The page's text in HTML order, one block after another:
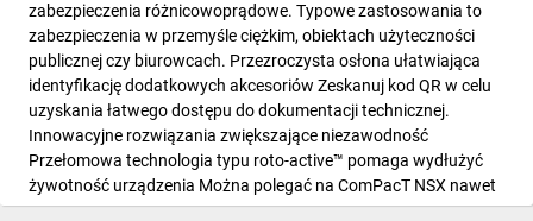
zabezpieczenia różnicowoprądowe. Typowe zastosowania to
zabezpieczenia w przemyśle ciężkim, obiektach użyteczności
publicznej czy biurowcach. Przezroczysta osłona ułatwiająca
identyfikację dodatkowych akcesoriów Zeskanuj kod QR w celu
uzyskania łatwego dostępu do dokumentacji technicznej.
Innowacyjne rozwiązania zwiększające niezawodność
Przełomowa technologia typu roto-active™ pomaga wydłużyć
żywotność urządzenia Można polegać na ComPacT NSX nawet
w najtrudniejszych warunkach. Szeroka gama akcesoriów